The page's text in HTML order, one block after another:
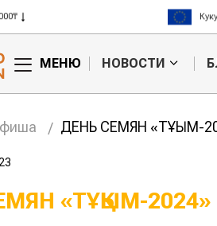
125000₸
Рис
МЕНЮ НОВОСТИ
ДЕНЬ СЕМЯН «ТҰҚЫМ-
«ТҰҚЫМ-